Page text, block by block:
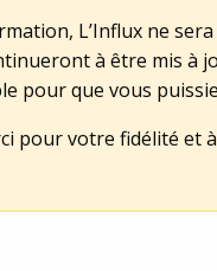
L’Influx ne
à être mis à
pour que vous
pour votre fidélité et